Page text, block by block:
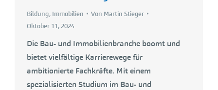
Bildung, Immobilien Von Martin Stieger
Oktober 11, 2024
Die Bau- und Immobilienbranche boomt und
bietet vielfältige Karrierewege für
ambitionierte Fachkräfte. Mit einem
spezialisierten Studium im Bau- und